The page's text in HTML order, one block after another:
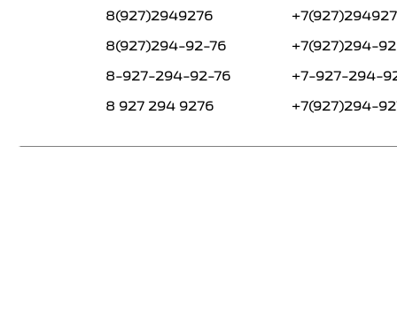
8(927)2949276
8(927)294-92-76
8-927-294-92-76
8 927 294 9276
+7(927)294-
+7-927-294-
+7(927)294-